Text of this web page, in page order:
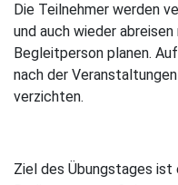
Die Teilnehmer werden
und auch wieder
Begleitperson planen.
nach der
verzichten.
Ziel des Übungstages